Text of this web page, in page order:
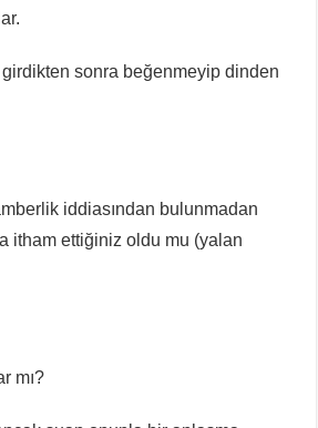
sonra beğenmeyip dinden
iddiasından bulunmadan
itham ettiğiniz oldu mu (yalan
mı?